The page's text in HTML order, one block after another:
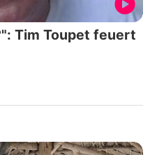
Tim Toupet feuert